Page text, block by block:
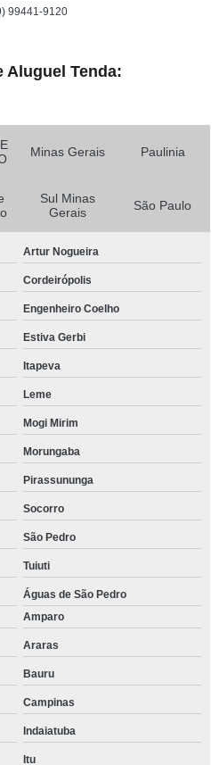
99441-9120
Aluguel Tenda:
Minas Gerais Paulinia
Sul Minas
Gerais
São Paulo
Artur Nogueira
Cordeirópolis
Engenheiro Coelho
Estiva Gerbi
Itapeva
Leme
Mogi Mirim
Morungaba
Pirassununga
Socorro
São Pedro
Tuiuti
Águas de São Pedro
Amparo
Araras
Bauru
Campinas
Indaiatuba
Itu